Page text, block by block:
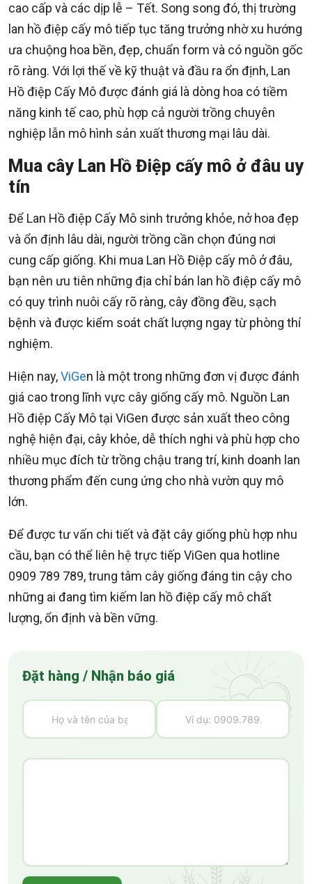
cao cấp và các dịp lễ – Tết. Song song đó, thị trường
lan hồ điệp cấy mô tiếp tục tăng trưởng nhờ xu hướng
ưa chuộng hoa bền, đẹp, chuẩn form và có nguồn gốc
rõ ràng. Với lợi thế về kỹ thuật và đầu ra ổn định, Lan
Hồ điệp Cấy Mô được đánh giá là dòng hoa có tiềm
năng kinh tế cao, phù hợp cả người trồng chuyên
nghiệp lẫn mô hình sản xuất thương mại lâu dài.
Mua cây Lan Hồ Điệp cấy mô ở đâu uy
tín
Để Lan Hồ điệp Cấy Mô sinh trưởng khỏe, nở hoa đẹp
và ổn định lâu dài, người trồng cần chọn đúng nơi
cung cấp giống. Khi mua Lan Hồ Điệp cấy mô ở đâu,
bạn nên ưu tiên những địa chỉ bán lan hồ điệp cấy mô
có quy trình nuôi cấy rõ ràng, cây đồng đều, sạch
bệnh và được kiểm soát chất lượng ngay từ phòng thí
nghiệm.
Hiện nay,ViGen là một trong những đơn vị được đánh
giá cao trong lĩnh vực cây giống cấy mô. Nguồn Lan
Hồ điệp Cấy Mô tại ViGen được sản xuất theo công
nghệ hiện đại, cây khỏe, dễ thích nghi và phù hợp cho
nhiều mục đích từ trồng chậu trang trí, kinh doanh lan
thương phẩm đến cung ứng cho nhà vườn quy mô
lớn.
Để được tư vấn chi tiết và đặt cây giống phù hợp nhu
cầu, bạn có thể liên hệ trực tiếp ViGen qua hotline
0909 789 789, trung tâm cây giống đáng tin cậy cho
những ai đang tìm kiếm lan hồ điệp cấy mô chất
lượng, ổn định và bền vững.
Đặt hàng / Nhận báo giá